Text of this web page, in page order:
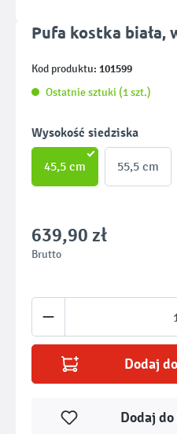
Pufa kostka biała,
Kod produktu: 101599
Ostatnie sztuki (1 szt.)
Wybierz
Wysokość siedziska
45,5 cm 55,5 cm
639,90 zł
Brutto
Ilość produktu:
Dodaj
Dodaj